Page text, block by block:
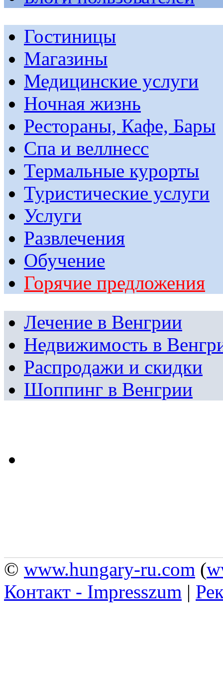
Гостиницы
Магазины
Медицинские услуги
Ночная жизнь
Рестораны, Кафе, Бары
Спа и веллнесс
Термальные курорты
Туристические услуги
Услуги
Развлечения
Обучение
Горячие предложения
Лечение в Венгрии
Недвижимость в
Распродажи и скидки
Шоппинг в Венгрии
© www.hungary-ru.com (
Контакт - Impresszum |